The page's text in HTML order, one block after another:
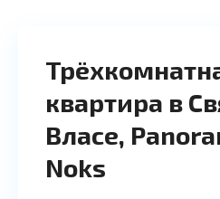
квартира в
Власе,
Noks